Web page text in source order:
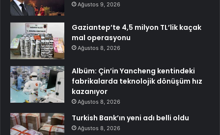
Ağustos 9, 2026
Gaziantep’te 4,5 milyon TL’lik kaçak
mal operasyonu
Ağustos 8, 2026
Albüm: Çin’in Yancheng kentindeki
fabrikalarda teknolojik dönüşüm hız
kazanıyor
Ağustos 8, 2026
Turkish Bank’ın yeni adı belli oldu
Ağustos 8, 2026